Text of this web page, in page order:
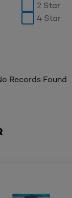
2 Star
4 Star
Records Found